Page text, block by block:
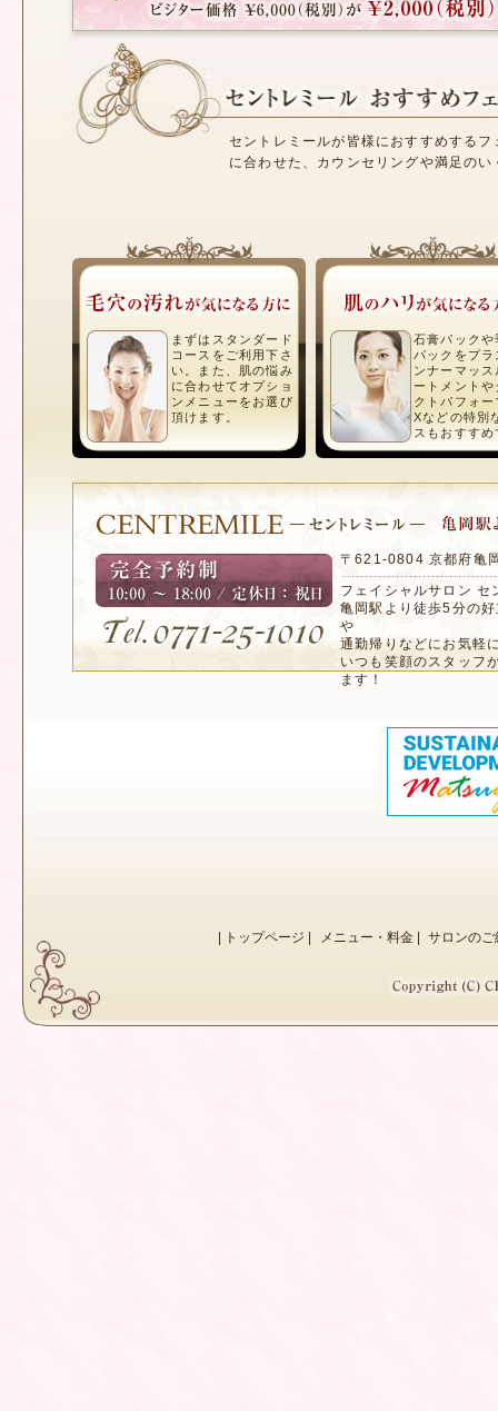
セントレミールが皆様におすすめする
に合わせた、カウンセリングや満足の
まずはスタンダード
コースをご利用下さ
い。また、肌の悩み
に合わせてオプショ
ンメニューをお選び
頂けます。
石膏パックや
パックをプラ
ンナーマッス
ートメントや
クトパフォー
Xなどの特別
スもおすすめ
〒621-0804 京都府亀
フェイシャルサロン セ
亀岡駅より徒歩5分の
や
通勤帰りなどにお気軽
いつも笑顔のスタッフ
ます！
トップページ メニュー・料金| サロンのご